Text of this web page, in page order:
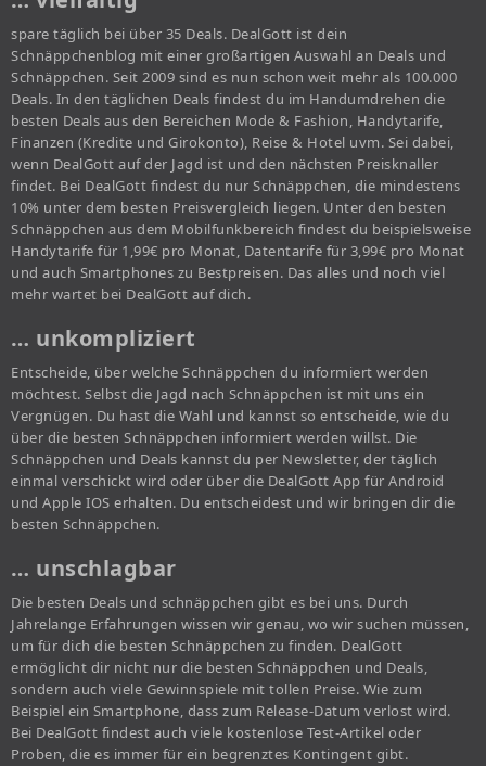
spare täglich bei über 35 Deals. DealGott ist dein
Schnäppchenblog mit einer großartigen Auswahl an Deals und
Schnäppchen. Seit 2009 sind es nun schon weit mehr als 100.000
Deals. In den täglichen Deals findest du im Handumdrehen die
besten Deals aus den Bereichen Mode & Fashion, Handytarife,
Finanzen (Kredite und Girokonto), Reise & Hotel uvm. Sei dabei,
wenn DealGott auf der Jagd ist und den nächsten Preisknaller
findet. Bei DealGott findest du nur Schnäppchen, die mindestens
10% unter dem besten Preisvergleich liegen. Unter den besten
Schnäppchen aus dem Mobilfunkbereich findest du beispielsweise
Handytarife für 1,99€ pro Monat, Datentarife für 3,99€ pro Monat
und auch Smartphones zu Bestpreisen. Das alles und noch viel
mehr wartet bei DealGott auf dich.
… unkompliziert
Entscheide, über welche Schnäppchen du informiert werden
möchtest. Selbst die Jagd nach Schnäppchen ist mit uns ein
Vergnügen. Du hast die Wahl und kannst so entscheide, wie du
über die besten Schnäppchen informiert werden willst. Die
Schnäppchen und Deals kannst du per Newsletter, der täglich
einmal verschickt wird oder über die DealGott App für Android
und Apple IOS erhalten. Du entscheidest und wir bringen dir die
besten Schnäppchen.
… unschlagbar
Die besten Deals und schnäppchen gibt es bei uns. Durch
Jahrelange Erfahrungen wissen wir genau, wo wir suchen müssen,
um für dich die besten Schnäppchen zu finden. DealGott
ermöglicht dir nicht nur die besten Schnäppchen und Deals,
sondern auch viele Gewinnspiele mit tollen Preise. Wie zum
Beispiel ein Smartphone, dass zum Release-Datum verlost wird.
Bei DealGott findest auch viele kostenlose Test-Artikel oder
Proben, die es immer für ein begrenztes Kontingent gibt.